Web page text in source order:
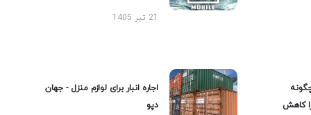
21 تیر 1405
کاهش
اجاره انبار برای لوازم منزل - جهان
دپو